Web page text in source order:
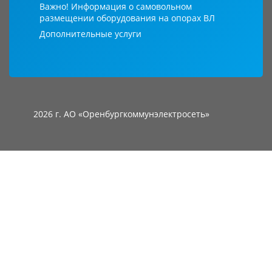
Важно! Информация о самовольном
размещении оборудования на опорах ВЛ
Дополнительные услуги
2026 г. АО «Оренбургкоммунэлектросеть»